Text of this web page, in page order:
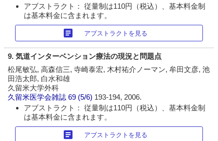
アブストラクト： 従量制は110円（税込）、基本料金制
は基本料金に含まれます。
article アブストラクトを見る
9. 気道インターベンション療法の現況と問題点
松尾敏弘, 高森信三, 寺崎泰宏, 木村祐介ノーマン, 牟田文彦, 池
田浩太郎, 白水和雄
久留米大学外科
久留米医学会雑誌 69 (5/6) 193-194, 2006.
アブストラクト： 従量制は110円（税込）、基本料金制
は基本料金に含まれます。
article アブストラクトを見る